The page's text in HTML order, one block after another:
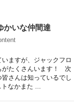
かいな仲間達
ますが、ジャックフロ
がたくさんいます！ 次
さんは知っているでし
なかまた ...